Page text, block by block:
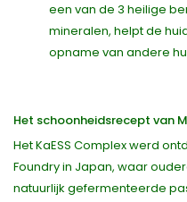
een van de 3 heilige
mineralen, helpt de
opname van andere
Het schoonheidsrecept van
Het KaESS Complex werd
Foundry in Japan, waar
natuurlijk gefermenteerde